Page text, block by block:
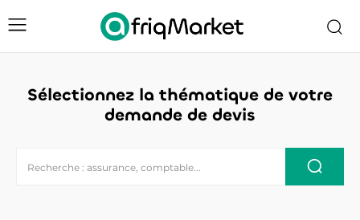
Sélectionnez la thématique de votre
demande de devis
Recherche : assurance, comptable...